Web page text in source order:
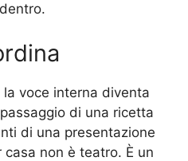
voce interna diventa
di una ricetta
di una presentazione
non è teatro. È un